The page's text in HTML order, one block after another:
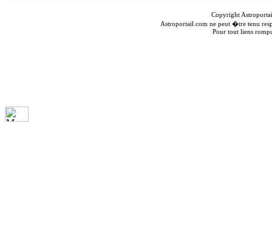
Copyright
Astroportail.com ne peut �tre tenu
Pour tout liens